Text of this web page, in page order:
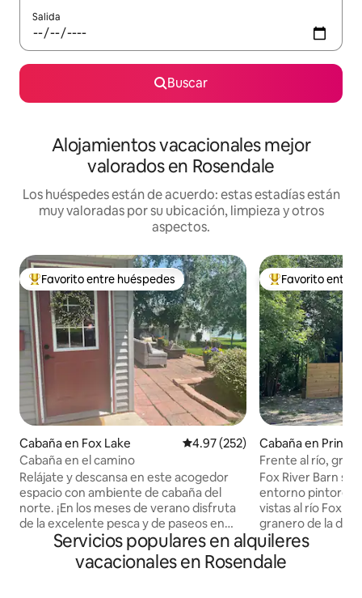
Salida
Buscar
Alojamientos vacacionales mejor
valorados en Rosendale
Los huéspedes están de acuerdo: estas estadías están
muy valoradas por su ubicación, limpieza y otros
aspectos.
Favorito entre huéspedes preferido
Favorito entre huéspedes
Cabaña en Fox Lake Calificación promedio: 4.97 de
4.97 (252)
Cabaña en el camino
Relájate y descansa en este acogedor
espacio con ambiente de cabaña del
norte. ¡En los meses de verano disfruta
de la excelente pesca y de paseos en
bote y en invierno diviértete practicando
la pesca en hielo en el hermoso lago Fox!
*Lee la descripción completa y mira
Favorito entre
Favorito entre
Cabaña en
Frente al río,
*Cargador de
Fox River Barn
entorno
vistas al río Fox
granero de la
convertido con
espacio habitable
servicios
Servicios populares en alquileres
vacacionales en Rosendale